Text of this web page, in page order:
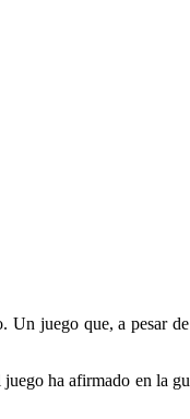
Un juego que, a pesar
ha afirmado en la